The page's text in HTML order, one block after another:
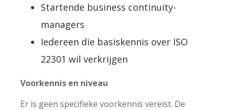
Startende business continuity-
managers
Iedereen die basiskennis over ISO
22301 wil verkrijgen
Voorkennis en niveau
Er is geen specifieke voorkennis vereist. De